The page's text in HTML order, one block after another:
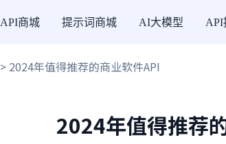
API商城 提示词商城 AI大模型 API
> 2024年值得推荐的商业软件API
2024年值得推荐